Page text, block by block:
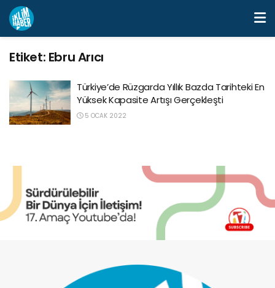
Etiket: Ebru Arıcı
Türkiye’de Rüzgarda Yıllık Bazda Tarihteki En
Yüksek Kapasite Artışı Gerçekleşti
5 OCAK 2022